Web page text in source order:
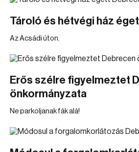
Tároló és hétvégi ház
Az Acsádi úton.
Erős szélre figyelmeztet
önkormányzata
Ne parkoljanak fák alá!